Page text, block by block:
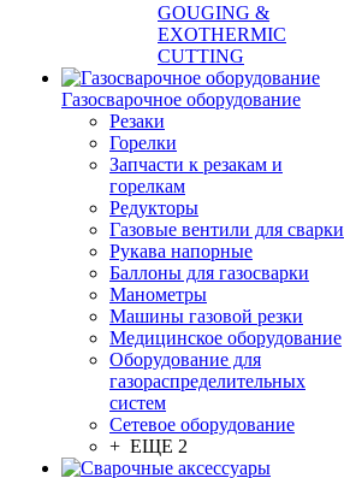
GOUGING &
EXOTHERMIC
CUTTING
Газосварочное оборудование
Резаки
Горелки
Запчасти к резакам и
горелкам
Редукторы
Газовые вентили для сварки
Рукава напорные
Баллоны для газосварки
Манометры
Машины газовой резки
Медицинское оборудование
Оборудование для
газораспределительных
систем
Сетевое оборудование
+ ЕЩЕ 2